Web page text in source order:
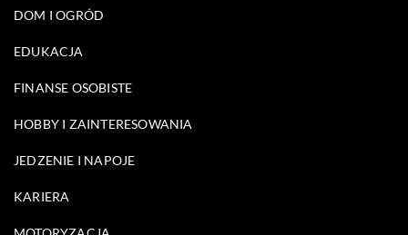
DOM I OGRÓD
EDUKACJA
FINANSE OSOBISTE
HOBBY I ZAINTERESOWANIA
JEDZENIE I NAPOJE
KARIERA